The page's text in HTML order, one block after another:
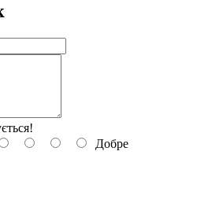
Добре